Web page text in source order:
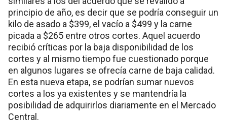
principio de año, es decir que se podría conseguir un
kilo de asado a $399, el vacío a $499 y la carne
picada a $265 entre otros cortes. Aquel acuerdo
recibió críticas por la baja disponibilidad de los
cortes y al mismo tiempo fue cuestionado porque
en algunos lugares se ofrecía carne de baja calidad.
En esta nueva etapa, se podrían sumar nuevos
cortes a los ya existentes y se mantendría la
posibilidad de adquirirlos diariamente en el Mercado
Central.